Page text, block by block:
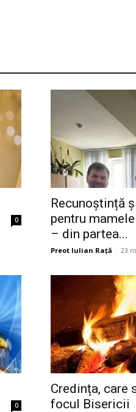
0
Recunoștință
pentru
– din partea...
Preot Iulian Raţă - 23
0
Credința, care
focul Bisericii